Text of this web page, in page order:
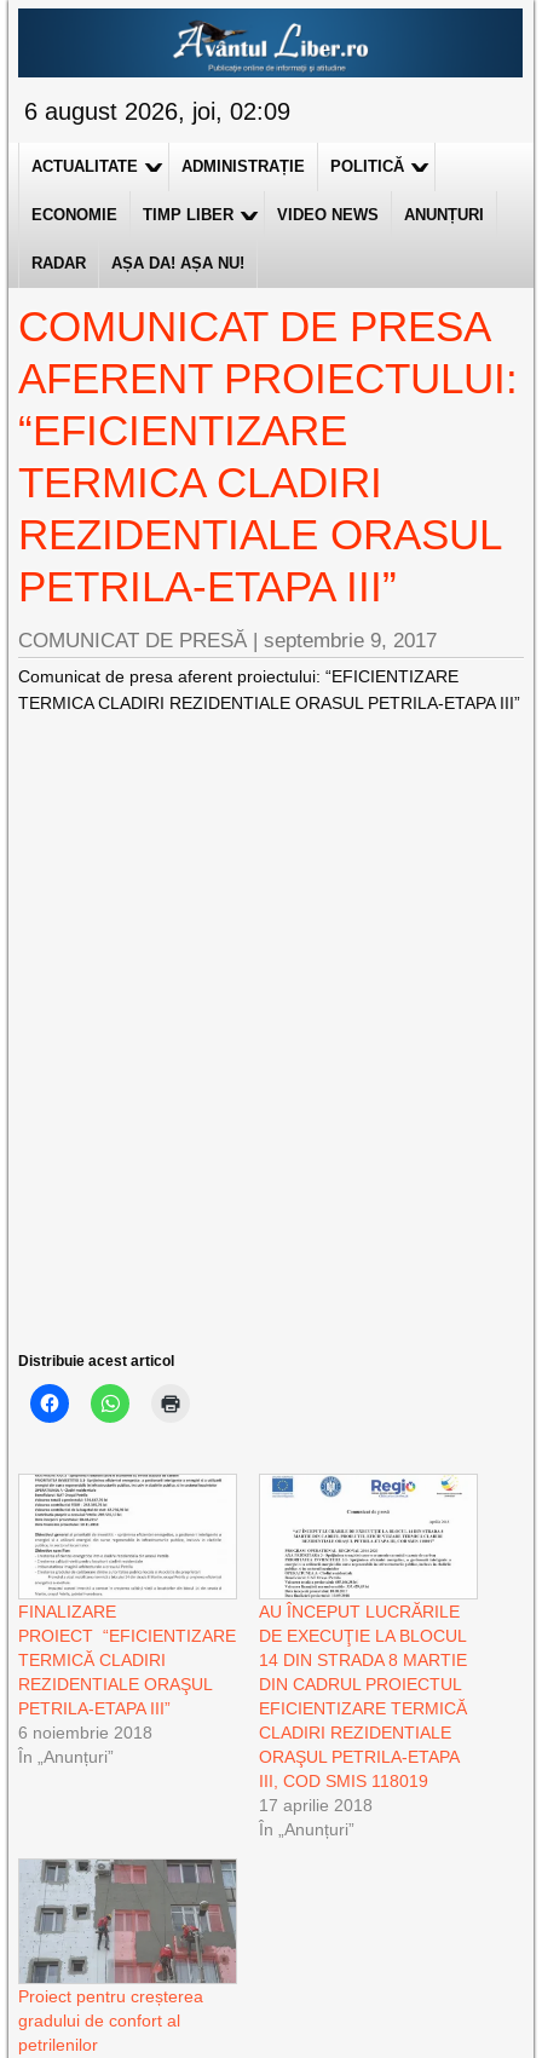
6 august 2026, joi, 02:09
ACTUALITATE ADMINISTRAȚIE POLITICĂ
ECONOMIE TIMP LIBER VIDEO NEWS ANUNȚURI
RADAR AȘA DA! AȘA NU!
COMUNICAT DE PRESA
AFERENT PROIECTULUI:
“EFICIENTIZARE
TERMICA CLADIRI
REZIDENTIALE ORASUL
PETRILA-ETAPA III”
COMUNICAT DE PRESĂ |septembrie 9, 2017
Comunicat de presa aferent proiectului: “EFICIENTIZARE
TERMICA CLADIRI REZIDENTIALE ORASUL PETRILA-ETAPA III”
Distribuie acest articol
FINALIZARE
PROIECT “EFICIENTIZARE
TERMICĂ CLADIRI
REZIDENTIALE ORAŞUL
PETRILA-ETAPA III”
6 noiembrie 2018
În „Anunțuri”
AU ÎNCEPUT LUCRĂRILE
DE EXECUŢIE LA BLOCUL
14 DIN STRADA 8 MARTIE
DIN CADRUL PROIECTUL
EFICIENTIZARE TERMICĂ
CLADIRI REZIDENTIALE
ORAŞUL PETRILA-ETAPA
III, COD SMIS 118019
17 aprilie 2018
În „Anunțuri”
Proiect pentru creșterea
gradului de confort al
petrilenilor